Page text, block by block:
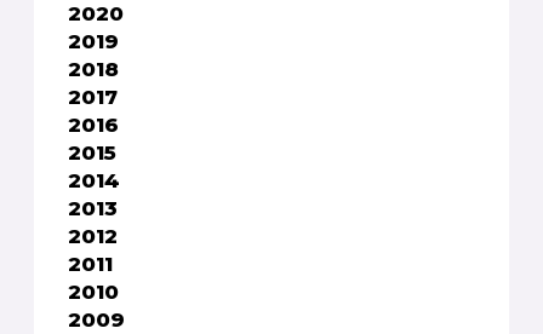
2020
2019
2018
2017
2016
2015
2014
2013
2012
2011
2010
2009